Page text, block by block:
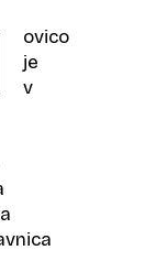
ovico
je
v